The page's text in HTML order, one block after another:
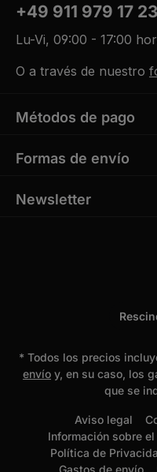
+49 911 979 17
Lu-Vi, 09:00 - 17:00
O a través de nuestro
Métodos de pago
Formas de envío
Newsletter
* Todos los precios
envío y, en su caso, los
que se
Aviso legal
Información sobre
Política de
Gastos de envío